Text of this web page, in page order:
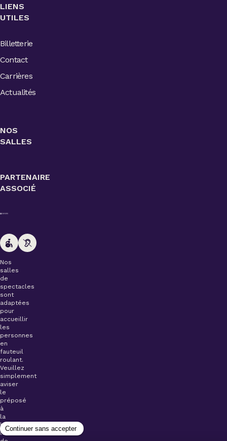
LIENS
UTILES
Billetterie
Contact
Carrières
Actualités
NOS
SALLES
PARTENAIRE
ASSOCIÉ
Nos
salles
de
spectacles
sont
adaptées
pour
accueillir
les
personnes
en
fauteuil
roulant.
Veuillez
simplement
aviser
le
préposé
à
la
billetterie
lors